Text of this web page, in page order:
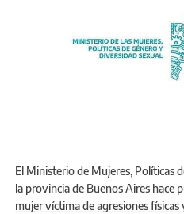
El Ministerio de Mujeres, Políticas de Género y Diversidad Sexual de
la provincia de Buenos Aires hace
mujer víctima de agresiones